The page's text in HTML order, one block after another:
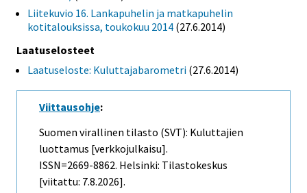
Liitekuvio 16. Lankapuhelin ja matkapuhelin
kotitalouksissa, toukokuu 2014 (27.6.2014)
Laatuselosteet
Laatuseloste: Kuluttajabarometri (27.6.2014)
Viittausohje:
Suomen virallinen tilasto (SVT): Kuluttajien
luottamus [verkkojulkaisu].
ISSN=2669-8862. Helsinki: Tilastokeskus
[viitattu: 7.8.2026].